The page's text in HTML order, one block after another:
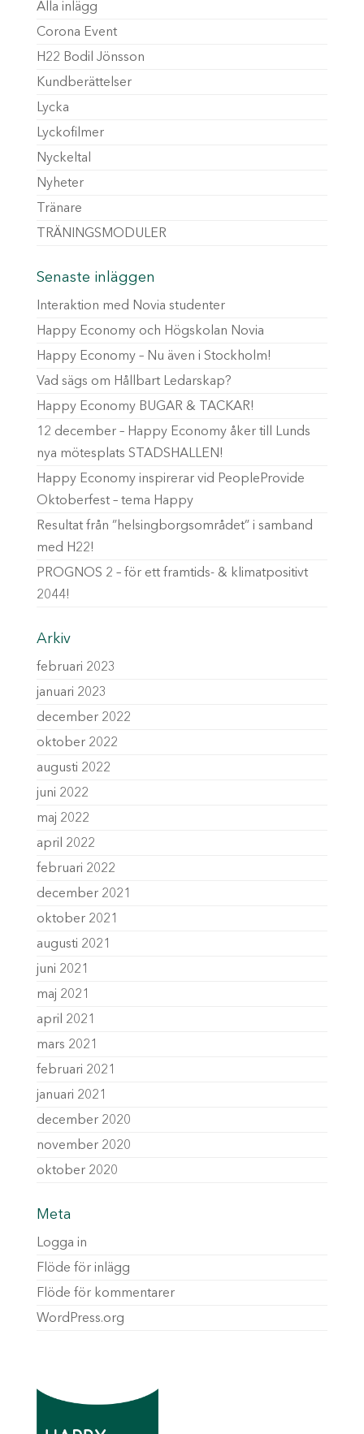
Alla inlägg
Corona Event
H22 Bodil Jönsson
Kundberättelser
Lycka
Lyckofilmer
Nyckeltal
Nyheter
Tränare
TRÄNINGSMODULER
Senaste inläggen
Interaktion med Novia studenter
Happy Economy och Högskolan Novia
Happy Economy – Nu även i Stockholm!
Vad sägs om Hållbart Ledarskap?
Happy Economy BUGAR & TACKAR!
12 december – Happy Economy åker till Lunds
nya mötesplats STADSHALLEN!
Happy Economy inspirerar vid PeopleProvide
Oktoberfest – tema Happy
Resultat från ”helsingborgsområdet” i samband
med H22!
PROGNOS 2 – för ett framtids- & klimatpositivt
2044!
Arkiv
februari 2023
januari 2023
december 2022
oktober 2022
augusti 2022
juni 2022
maj 2022
april 2022
februari 2022
december 2021
oktober 2021
augusti 2021
juni 2021
maj 2021
april 2021
mars 2021
februari 2021
januari 2021
december 2020
november 2020
oktober 2020
Meta
Logga in
Flöde för inlägg
Flöde för kommentarer
WordPress.org